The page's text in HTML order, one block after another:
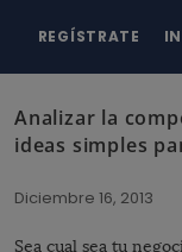
REGÍSTRATE
Analizar la
ideas simples
Diciembre 16, 2013
Sea cual sea tu